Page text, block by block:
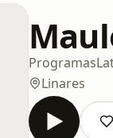
Programas
Linares